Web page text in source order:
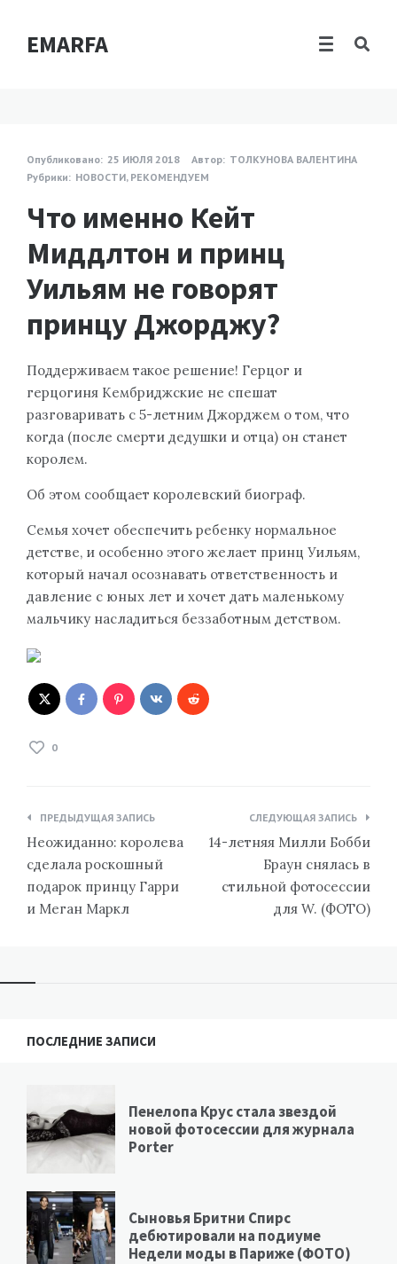
EMARFA
Опубликовано: 25 ИЮЛЯ 2018 Автор: ТОЛКУНОВА ВАЛЕНТИНА
Рубрики: НОВОСТИ, РЕКОМЕНДУЕМ
Что именно Кейт
Миддлтон и принц
Уильям не говорят
принцу Джорджу?
Поддерживаем такое решение! Герцог и
герцогиня Кембриджские не спешат
разговаривать с 5-летним Джорджем о том, что
когда (после смерти дедушки и отца) он станет
королем.
Об этом сообщает королевский биограф.
Семья хочет обеспечить ребенку нормальное
детстве, и особенно этого желает принц Уильям,
который начал осознавать ответственность и
давление с юных лет и хочет дать маленькому
мальчику насладиться беззаботным детством.
0
Навигация
по
записям
ПРЕДЫДУЩАЯ ЗАПИСЬ
Неожиданно: королева
сделала роскошный
подарок принцу Гарри
и Меган Маркл
СЛЕДУЮЩАЯ ЗАПИСЬ
14-летняя Милли Бобби
Браун снялась в
стильной фотосессии
для W. (ФОТО)
ПОСЛЕДНИЕ ЗАПИСИ
Пенелопа Крус стала звездой
новой фотосессии для журнала
Porter
Сыновья Бритни Спирс
дебютировали на подиуме
Недели моды в Париже (ФОТО)